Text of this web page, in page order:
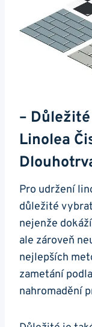
–
Linolea
Pro udržení
důležité
nejenže
ale zároveň
nejlepších
zametání
nahromadění